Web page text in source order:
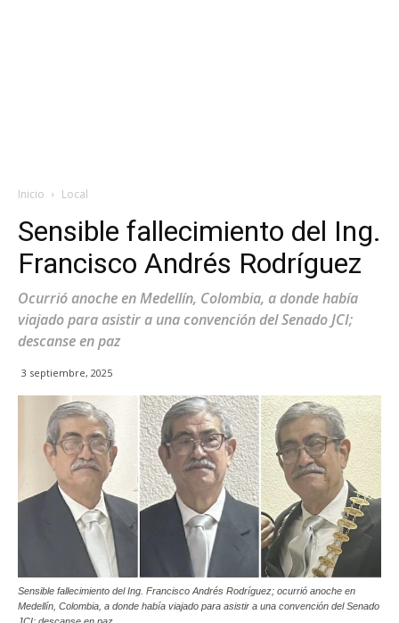
Inicio Local
Sensible fallecimiento del Ing.
Francisco Andrés Rodríguez
Ocurrió anoche en Medellín, Colombia, a donde había
viajado para asistir a una convención del Senado JCI;
descanse en paz
3 septiembre, 2025
Sensible fallecimiento del Ing. Francisco Andrés Rodríguez; ocurrió anoche en
Medellín, Colombia, a donde había viajado para asistir a una convención del Senado
JCI; descanse en paz